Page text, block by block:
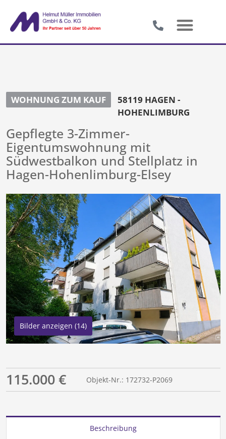
WOHNUNG ZUM KAUF
58119 HAGEN -
HOHENLIMBURG
Gepflegte 3-Zimmer-
Eigentumswohnung mit
Südwestbalkon und Stellplatz in
Hagen-Hohenlimburg-Elsey
Bilder anzeigen (14)
115.000 € Objekt-Nr.: 172732-P2069
Beschreibung